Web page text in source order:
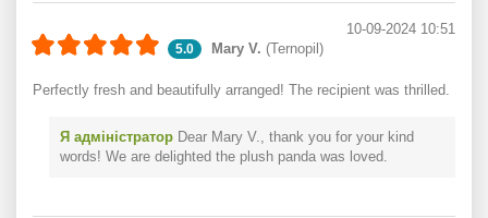
5.0 Mary V. (Ternopil)
10-09-2024 10:51
Perfectly fresh and beautifully arranged! The recipient was thrilled.
Я адміністратор Dear Mary V., thank you for your kind
words! We are delighted the plush panda was loved.